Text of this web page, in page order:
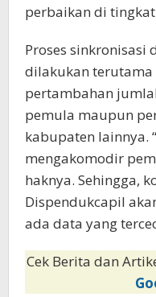
perbaikan di
Proses sinkronisasi
dilakukan
pertambahan
pemula maupun
kabupaten lainnya.
mengakomodir
haknya. Sehingga,
Dispendukcapil
ada data yang
Cek Berita dan